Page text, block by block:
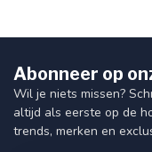
Abonneer op
Wil je niets missen?
altijd als eerste op de
trends, merken en